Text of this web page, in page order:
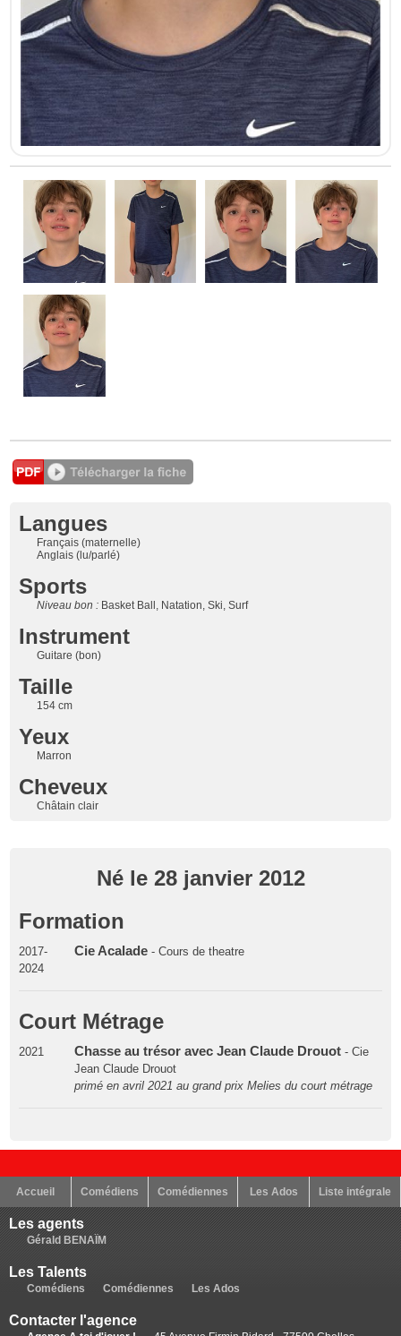
Langues
Français (maternelle)
Anglais (lu/parlé)
Sports
Niveau bon : Basket Ball, Natation, Ski, Surf
Instrument
Guitare (bon)
Taille
154 cm
Yeux
Marron
Cheveux
Châtain clair
Né le 28 janvier 2012
Formation
2017-
2024
Cie Acalade- Cours de theatre
Court Métrage
2021 Chasse au trésor avec Jean Claude Drouot- Cie
Jean Claude Drouot
primé en avril 2021 au grand prix Melies du court métrage
Accueil Comédiens Comédiennes Les Ados Liste intégrale
Les agents
Gérald BENAÏM
Les Talents
Comédiens Comédiennes Les Ados
Contacter l'agence